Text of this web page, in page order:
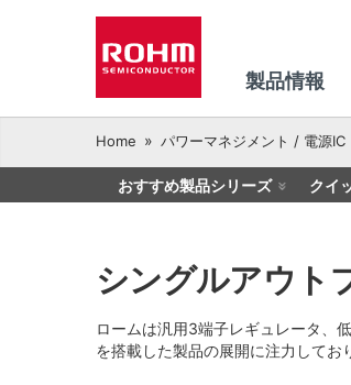
製品情報
Home パワーマネジメント / 電源IC
おすすめ製品シリーズ クイ
シングルアウト
ロームは汎用3端子レギュレータ、
を搭載した製品の展開に注力してお